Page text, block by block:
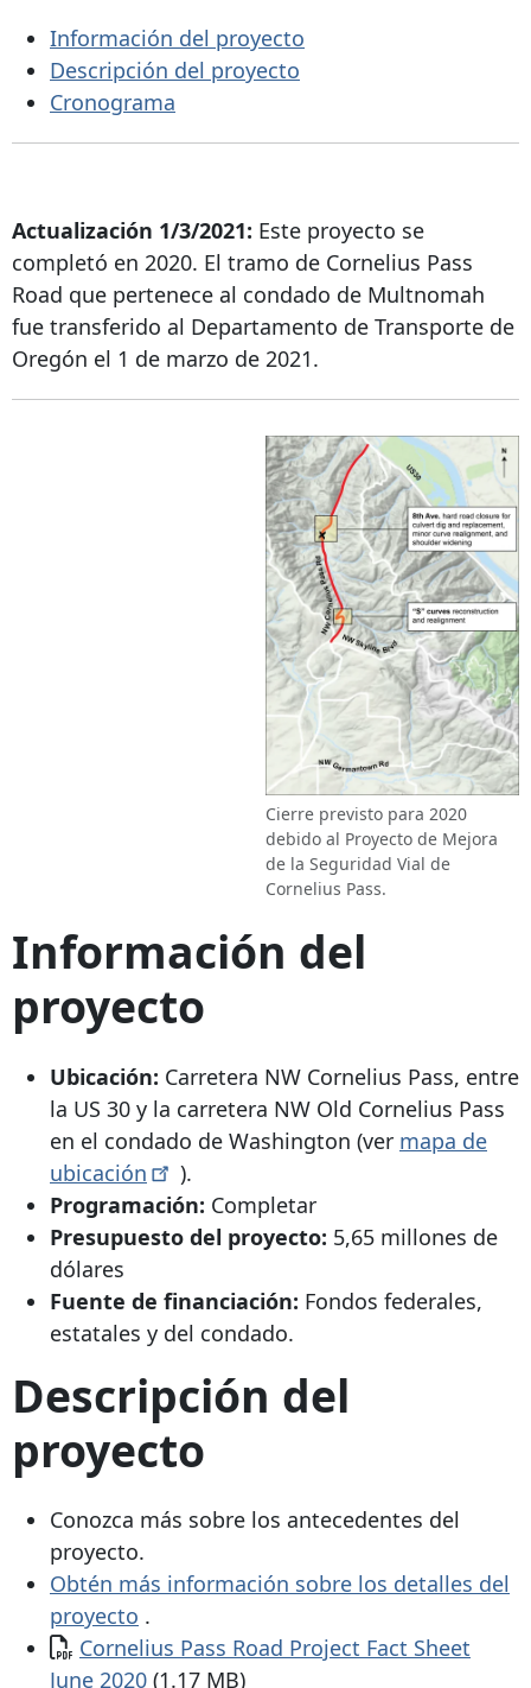
Información del proyecto
Descripción del proyecto
Cronograma
Actualización 1/3/2021: Este proyecto se
completó en 2020. El tramo de Cornelius Pass
Road que pertenece al condado de Multnomah
fue transferido al Departamento de Transporte de
Oregón el 1 de marzo de 2021.
Cierre previsto para 2020
debido al Proyecto de Mejora
de la Seguridad Vial de
Cornelius Pass.
Información del
proyecto
Ubicación: Carretera NW Cornelius Pass, entre
la US 30 y la carretera NW Old Cornelius Pass
en el condado de Washington (ver mapa de
ubicación
).
Programación: Completar
Presupuesto del proyecto: 5,65 millones de
dólares
Fuente de financiación: Fondos federales,
estatales y del condado.
Descripción del
proyecto
Conozca más sobre los antecedentes del
proyecto.
Obtén más información sobre los detalles del
proyecto .
Documento
Cornelius Pass Road Project Fact Sheet
June 2020 (1.17 MB)